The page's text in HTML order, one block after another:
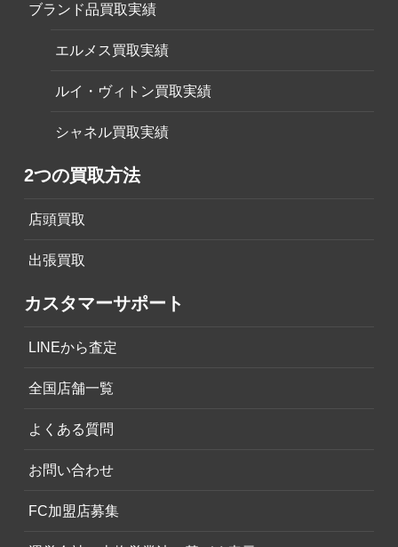
ブランド品買取実績
エルメス買取実績
ルイ・ヴィトン買取実績
シャネル買取実績
2つの買取方法
店頭買取
出張買取
カスタマーサポート
LINEから査定
全国店舗一覧
よくある質問
お問い合わせ
FC加盟店募集